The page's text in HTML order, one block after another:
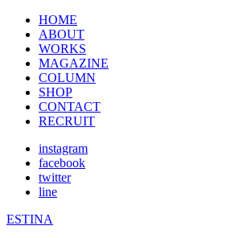
HOME
ABOUT
WORKS
MAGAZINE
COLUMN
SHOP
CONTACT
RECRUIT
instagram
facebook
twitter
line
ESTINA